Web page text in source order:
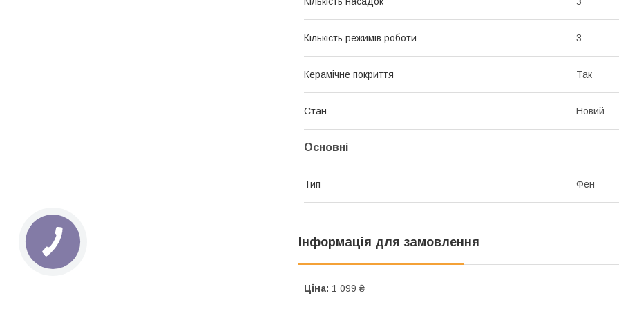
Кількість режимів роботи 3
Керамічне покриття Так
Стан Новий
Основні
Тип Фен
Інформація для замовлення
Ціна: 1 099 ₴